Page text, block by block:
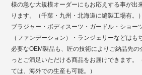
様の急な大規模オーダーにもお応えする事が出
ります。（千葉・九州・北海道に縫製工場有。）
ブラジャー・ボディスーツ・ガードル・ショー
（ファンデーション）・ランジェリーなどはも
必要なOEM製品も、匠の技術によりご納品先の
っとご満足いただける商品をお届けできます。
ては、海外での生産も可能。）